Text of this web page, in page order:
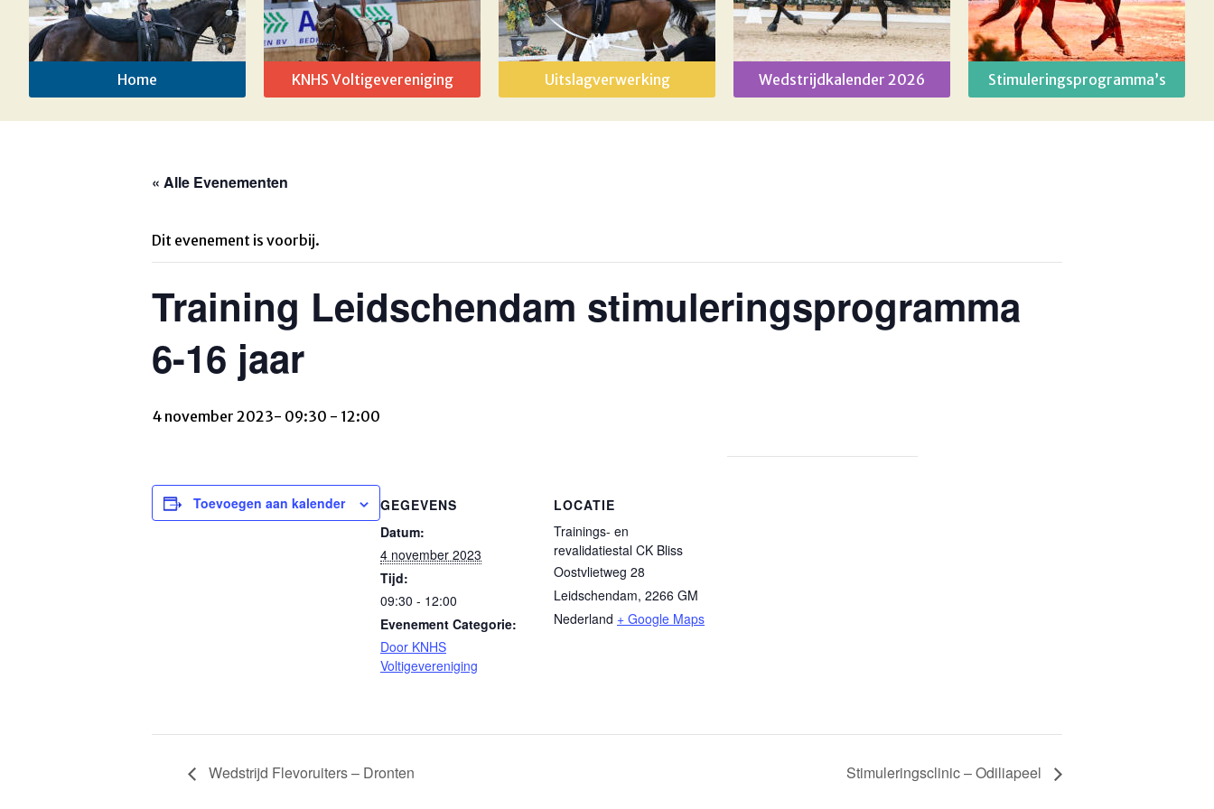
Home KNHS Voltigevereniging Uitslagverwerking Wedstrijdkalender 2026 Stimuleringsprogramma’s
« Alle Evenementen
Dit evenement is voorbij.
Training Leidschendam stimuleringsprogramma
6-16 jaar
4 november 2023- 09:30 - 12:00
Toevoegen aan kalender
GEGEVENS
Datum:
4 november 2023
Tijd:
09:30 - 12:00
Evenement Categorie:
Door KNHS
Voltigevereniging
LOCATIE
Trainings- en
revalidatiestal CK Bliss
Oostvlietweg 28
Leidschendam, 2266 GM
Nederland + Google Maps
Wedstrijd Flevoruiters – Dronten Stimuleringsclinic – Odiliapeel